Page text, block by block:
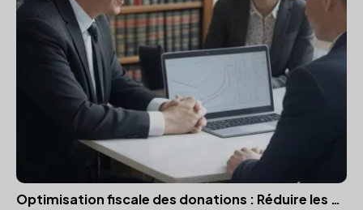
Optimisation fiscale des donations : Réduire les droits grâce à une planification anticipée